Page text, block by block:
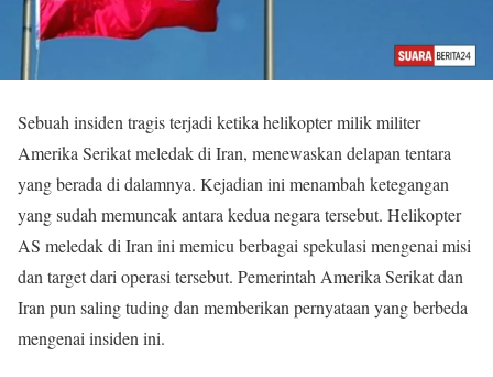
Sebuah insiden tragis terjadi ketika helikopter milik militer
Amerika Serikat meledak di Iran, menewaskan delapan tentara
yang berada di dalamnya. Kejadian ini menambah ketegangan
yang sudah memuncak antara kedua negara tersebut. Helikopter
AS meledak di Iran ini memicu berbagai spekulasi mengenai misi
dan target dari operasi tersebut. Pemerintah Amerika Serikat dan
Iran pun saling tuding dan memberikan pernyataan yang berbeda
mengenai insiden ini.